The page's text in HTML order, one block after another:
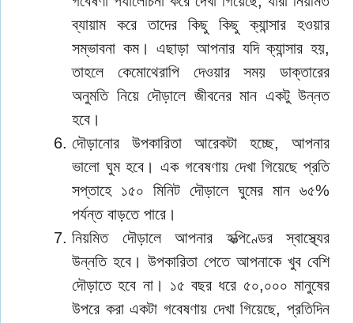
ব্যায়াম করে তাদের কিছু কিছু ক্যান্সার হওয়ার
সম্ভাবনা কম। এছাড়া আপনার যদি ক্যান্সার হয়,
তাহলে কেমোথেরাপি দেওয়ার সময় ডাক্তারের
অনুমতি নিয়ে দৌড়ালে জীবনের মান একটু উন্নত
হবে।
দৌড়ানোর উপকারিতা আরেকটা হচ্ছে, আপনার
ভালো ঘুম হবে। এক গবেষণায় দেখা গিয়েছে প্রতি
সপ্তাহে ১৫০ মিনিট দৌড়ালে ঘুমের মান ৬৫%
পর্যন্ত বাড়তে পারে।
নিয়মিত দৌড়ালে আপনার হৃত্পিণ্ডের স্বাস্থ্যের
উন্নতি হবে। উপকারিতা পেতে আপনাকে খুব বেশি
দৌড়াতে হবে না। ১৫ বছর ধরে ৫০,০০০ মানুষের
উপরে করা একটা গবেষণায় দেখা গিয়েছে, প্রতিদিন